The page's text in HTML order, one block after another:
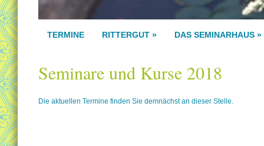
TERMINE RITTERGUT » DAS SEMINARHAUS »
Seminare und Kurse 2018
Die aktuellen Termine finden Sie demnächst an dieser Stelle.